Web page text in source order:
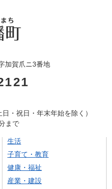
加賀爪ニ3番地
・祝日・年末年始を除く）
まで
生活
子育て・教育
健康・福祉
産業・建設